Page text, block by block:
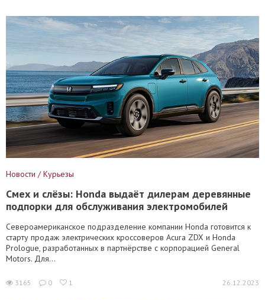
Новости / Курьезы
Смех и слёзы: Honda выдаёт дилерам деревянные
подпорки для обслуживания электромобилей
Североамериканское подразделение компании Honda готовится к
старту продаж электрических кроссоверов Acura ZDX и Honda
Prologue, разработанных в партнёрстве с корпорацией General
Motors. Для...
3165 0 1 26.12.2023